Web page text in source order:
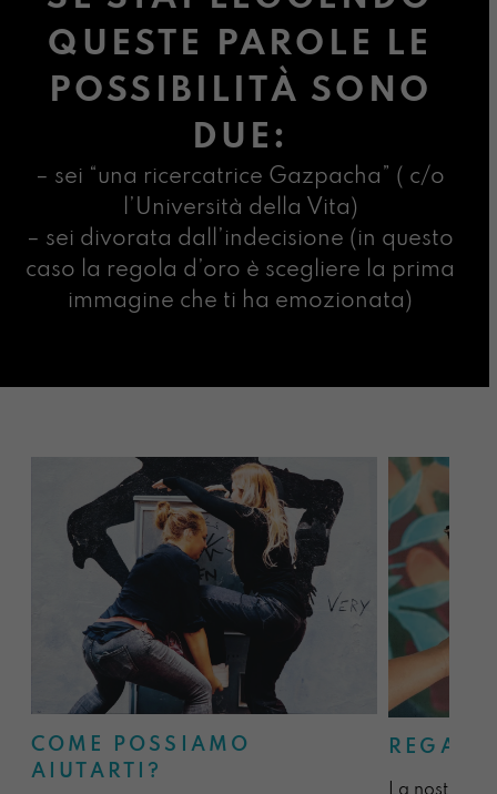
QUESTE PAROLE LE
POSSIBILITÀ SONO
DUE:
– sei “una ricercatrice Gazpacha” ( c/o
l’Università della Vita)
– sei divorata dall’indecisione (in questo
caso la regola d’oro è scegliere la prima
immagine che ti ha emozionata)
COME POSSIAMO
AIUTARTI?